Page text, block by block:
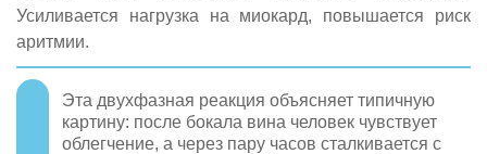
Усиливается нагрузка на миокард, повышается риск
аритмии.
Эта двухфазная реакция объясняет типичную
картину: после бокала вина человек чувствует
облегчение, а через пару часов сталкивается с